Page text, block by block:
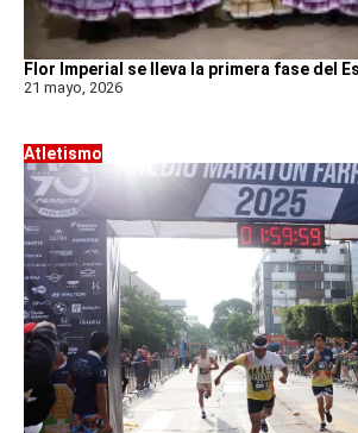
Flor Imperial se lleva la primera fase del
21 mayo, 2026
Atletismo